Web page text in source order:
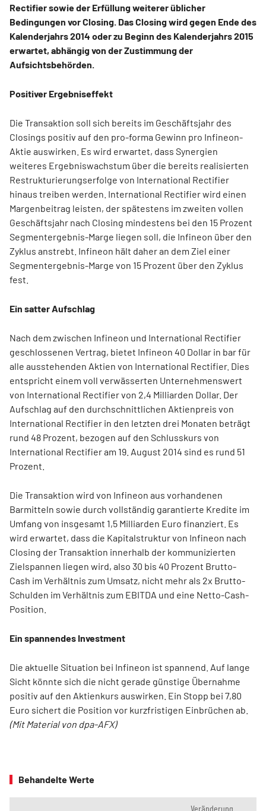
Rectifier sowie der Erfüllung weiterer üblicher
Bedingungen vor Closing. Das Closing wird gegen Ende des
Kalenderjahrs 2014 oder zu Beginn des Kalenderjahrs 2015
erwartet, abhängig von der Zustimmung der
Aufsichtsbehörden.
Positiver Ergebniseffekt
Die Transaktion soll sich bereits im Geschäftsjahr des
Closings positiv auf den pro-forma Gewinn pro Infineon-
Aktie auswirken. Es wird erwartet, dass Synergien
weiteres Ergebniswachstum über die bereits realisierten
Restrukturierungserfolge von International Rectifier
hinaus treiben werden. International Rectifier wird einen
Margenbeitrag leisten, der spätestens im zweiten vollen
Geschäftsjahr nach Closing mindestens bei den 15 Prozent
Segmentergebnis-Marge liegen soll, die Infineon über den
Zyklus anstrebt. Infineon hält daher an dem Ziel einer
Segmentergebnis-Marge von 15 Prozent über den Zyklus
fest.
Ein satter Aufschlag
Nach dem zwischen Infineon und International Rectifier
geschlossenen Vertrag, bietet Infineon 40 Dollar in bar für
alle ausstehenden Aktien von International Rectifier. Dies
entspricht einem voll verwässerten Unternehmenswert
von International Rectifier von 2,4 Milliarden Dollar. Der
Aufschlag auf den durchschnittlichen Aktienpreis von
International Rectifier in den letzten drei Monaten beträgt
rund 48 Prozent, bezogen auf den Schlusskurs von
International Rectifier am 19. August 2014 sind es rund 51
Prozent.
Die Transaktion wird von Infineon aus vorhandenen
Barmitteln sowie durch vollständig garantierte Kredite im
Umfang von insgesamt 1,5 Milliarden Euro finanziert. Es
wird erwartet, dass die Kapitalstruktur von Infineon nach
Closing der Transaktion innerhalb der kommunizierten
Zielspannen liegen wird, also 30 bis 40 Prozent Brutto-
Cash im Verhältnis zum Umsatz, nicht mehr als 2x Brutto-
Schulden im Verhältnis zum EBITDA und eine Netto-Cash-
Position.
Ein spannendes Investment
Die aktuelle Situation bei Infineon ist spannend. Auf lange
Sicht könnte sich die nicht gerade günstige Übernahme
positiv auf den Aktienkurs auswirken. Ein Stopp bei 7,80
Euro sichert die Position vor kurzfristigen Einbrüchen ab.
(Mit Material von dpa-AFX)
Behandelte Werte
Veränderung